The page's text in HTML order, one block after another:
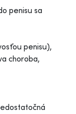
penisu sa
penisu),
choroba,